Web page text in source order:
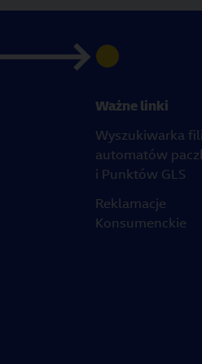
Ważne linki
Wyszukiwarka
automatów
i Punktów GLS
Reklamacje
Konsumenckie